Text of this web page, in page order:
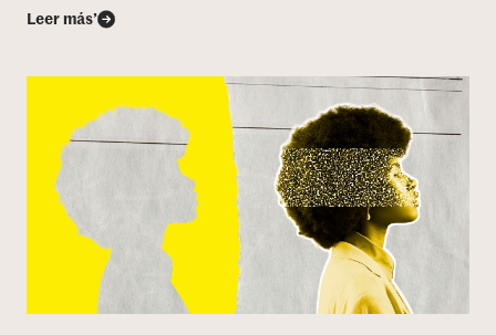
Leer más’